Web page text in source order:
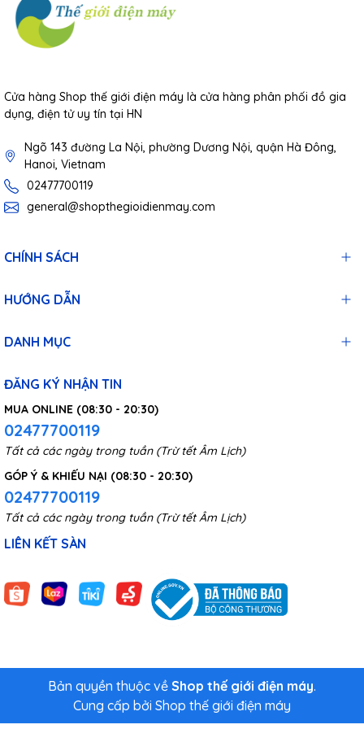
Trang bị bộ lọc mới, thanh
lọc hiệu quả
gồm quạt ly tâm cỡ lớn và động cơ không chổi than hiệu quả
không khí trong nhà hiệu quả hơn. Khả năng lọc hạt CADR
được tăng lên 600m
Diện tích lọc cũng được tăng lên thành 72m
lọc không khí ở căn nhà nhỏ và vừa.
Cửa hàng Shop thế giới điện máy là cửa hàng phân phối đồ gia
dụng, điện tử uy tín tại HN
Ngõ 143 đường La Nội, phường Dương Nội, quận Hà Đông,
Hanoi, Vietnam
02477700119
general@shopthegioidienmay.com
CHÍNH SÁCH
HƯỚNG DẪN
DANH MỤC
ĐĂNG KÝ NHẬN TIN
MUA ONLINE (08:30 - 20:30)
02477700119
Tất cả các ngày trong tuần (Trừ tết Âm Lịch)
GÓP Ý & KHIẾU NẠI (08:30 - 20:30)
02477700119
Tất cả các ngày trong tuần (Trừ tết Âm Lịch)
LIÊN KẾT SÀN
Bản quyền thuộc về Shop thế giới điện máy.
Cung cấp bởi Shop thế giới điện máy